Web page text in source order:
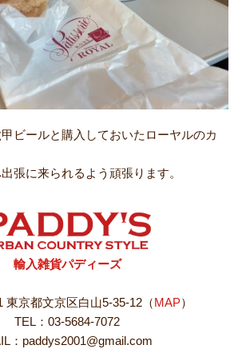
ビールと購入しておいたローヤルのカ
張に来られるよう頑張ります。
輸入雑貨パディーズ
東京都文京区白山5-35-12（MAP）
TEL：03-5684-7072
：paddys2001@gmail.com